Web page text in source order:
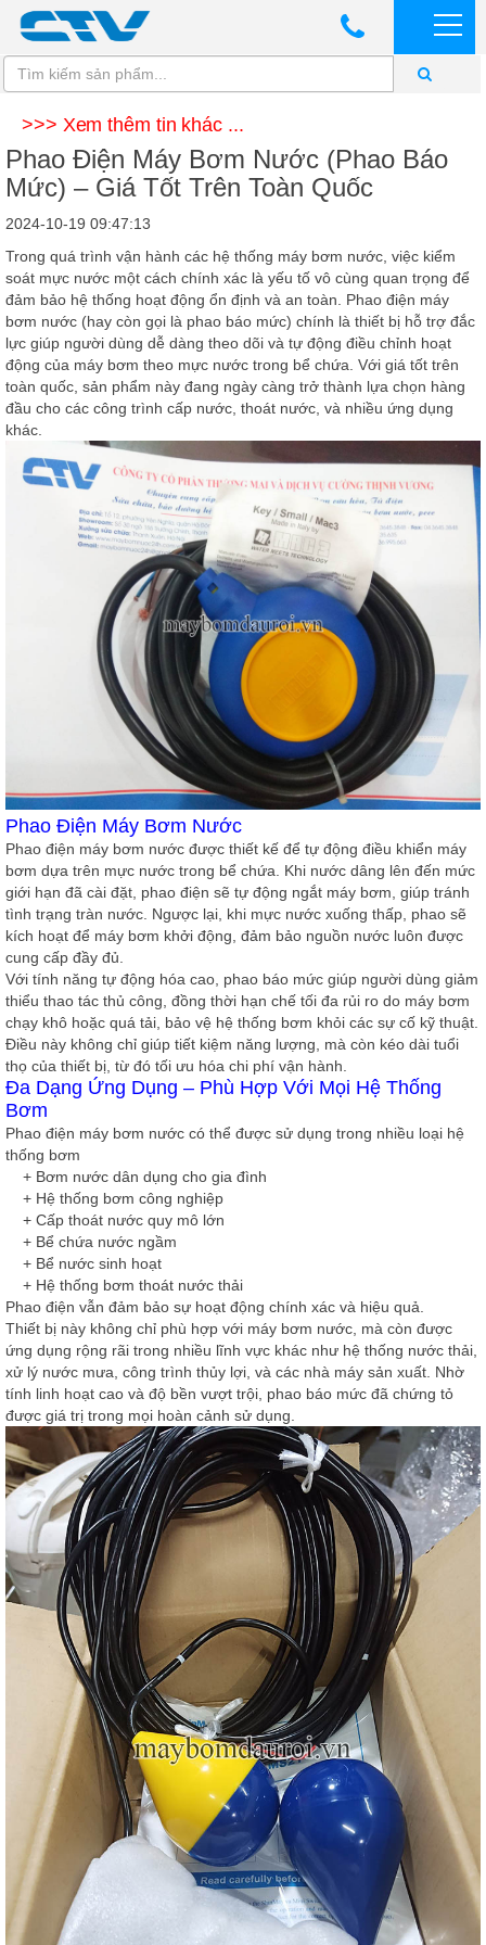
>>> Xem thêm tin khác ...
Phao Điện Máy Bơm Nước (Phao Báo
Mức) – Giá Tốt Trên Toàn Quốc
2024-10-19 09:47:13
Trong quá trình vận hành các hệ thống máy bơm nước, việc kiểm
soát mực nước một cách chính xác là yếu tố vô cùng quan trọng để
đảm bảo hệ thống hoạt động ổn định và an toàn. Phao điện máy
bơm nước (hay còn gọi là phao báo mức) chính là thiết bị hỗ trợ đắc
lực giúp người dùng dễ dàng theo dõi và tự động điều chỉnh hoạt
động của máy bơm theo mực nước trong bể chứa. Với giá tốt trên
toàn quốc , sản phẩm này đang ngày càng trở thành lựa chọn hàng
đầu cho các công trình cấp nước, thoát nước, và nhiều ứng dụng
khác.
Phao Điện Máy Bơm Nước
Phao điện máy bơm nước được thiết kế để tự động điều khiển máy
bơm dựa trên mực nước trong bể chứa. Khi nước dâng lên đến mức
giới hạn đã cài đặt, phao điện sẽ tự động ngắt máy bơm, giúp tránh
tình trạng tràn nước. Ngược lại, khi mực nước xuống thấp, phao sẽ
kích hoạt để máy bơm khởi động, đảm bảo nguồn nước luôn được
cung cấp đầy đủ.
Với tính năng tự động hóa cao , phao báo mức giúp người dùng giảm
thiểu thao tác thủ công, đồng thời hạn chế tối đa rủi ro do máy bơm
chạy khô hoặc quá tải, bảo vệ hệ thống bơm khỏi các sự cố kỹ thuật.
Điều này không chỉ giúp tiết kiệm năng lượng, mà còn kéo dài tuổi
thọ của thiết bị, từ đó tối ưu hóa chi phí vận hành.
Đa Dạng Ứng Dụng – Phù Hợp Với Mọi Hệ Thống
Bơm
Phao điện máy bơm nước có thể được sử dụng trong nhiều loại hệ
thống bơm
+ Bơm nước dân dụng cho gia đình
+ Hệ thống bơm công nghiệp
+ Cấp thoát nước quy mô lớn
+ Bể chứa nước ngầm
+ Bể nước sinh hoạt
+ Hệ thống bơm thoát nước thải
Phao điện vẫn đảm bảo sự hoạt động chính xác và hiệu quả.
Thiết bị này không chỉ phù hợp với máy bơm nước , mà còn được
ứng dụng rộng rãi trong nhiều lĩnh vực khác như hệ thống nước thải,
xử lý nước mưa, công trình thủy lợi, và các nhà máy sản xuất. Nhờ
tính linh hoạt cao và độ bền vượt trội, phao báo mức đã chứng tỏ
được giá trị trong mọi hoàn cảnh sử dụng.